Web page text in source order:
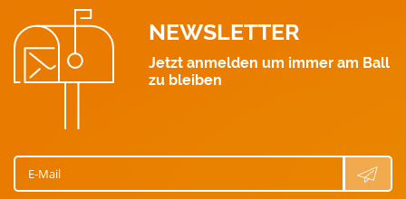
NEWSLETTER
Jetzt anmelden um immer am Ball
zu bleiben
E-Mail